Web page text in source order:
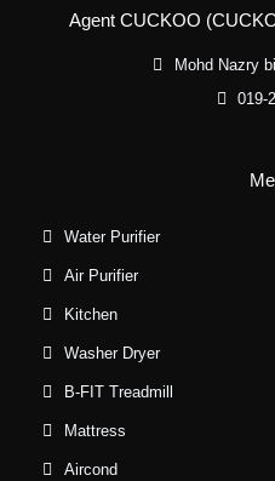
Agent CUCKOO
Mohd Nazry
019-
Water Purifier
Air Purifier
Kitchen
Washer Dryer
B-FIT Treadmill
Mattress
Aircond